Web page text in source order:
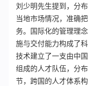
刘少明先生提到，分
当地市场情况，准确
务。国际化的管理理
施与交付能力构成了
技术建立了一支由中
组成的人才队伍，分
节，跨国的人才体系